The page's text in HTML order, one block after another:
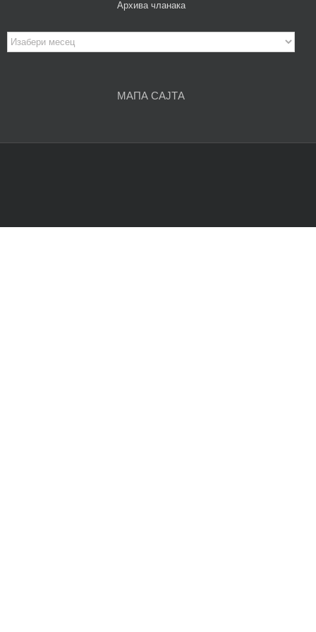
Архива чланака
Архива
чланака
МАПА САЈТА